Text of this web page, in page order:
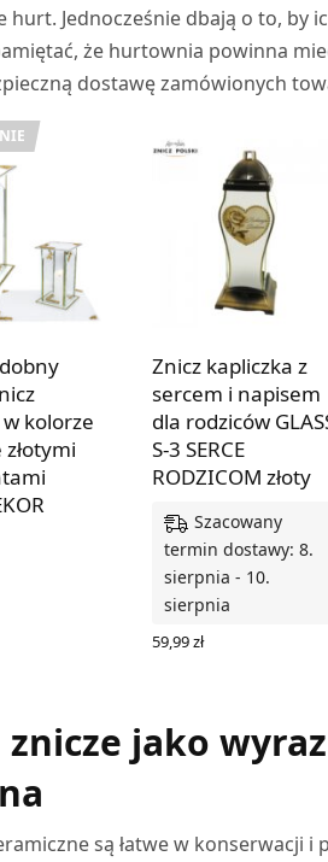
Jednocześnie dbają o to, by
że hurtownia powinna
dostawę zamówionych
kolorze
złotymi
Znicz kapliczka z
sercem i napisem
dla rodziców
S-3 SERCE
RODZICOM złoty
Szacowany
termin dostawy: 8.
sierpnia - 10.
sierpnia
59,99zł
jako wyraz
są łatwe w konserwacji i